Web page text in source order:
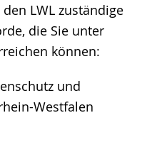
LWL zuständige
die Sie unter
können:
und
Westfalen